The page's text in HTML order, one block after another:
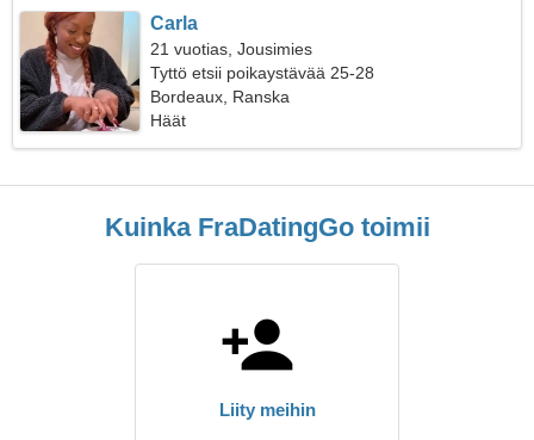
Carla
21 vuotias, Jousimies
Tyttö etsii poikaystävää 25-28
Bordeaux, Ranska
Häät
Kuinka FraDatingGo toimii
Liity meihin